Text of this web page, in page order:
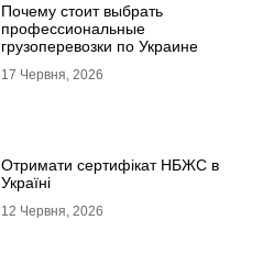
Почему стоит выбрать
профессиональные
грузоперевозки по Украине
17 Червня, 2026
Отримати сертифікат НБЖС в
Україні
12 Червня, 2026